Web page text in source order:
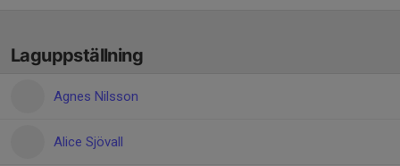
Laguppställning
Agnes Nilsson
Alice Sjövall